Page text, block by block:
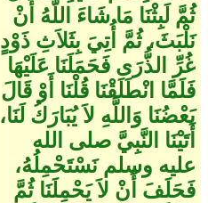
ثُمَّ لَبِثْنَا مَا شَاءَ اللَّهُ أَنْ
نَلْبَثَ، ثُمَّ أُتِيَ بِثَلاَثِ ذَوْدٍ
غُرِّ الذُّرَى فَحَمَلَنَا عَلَيْهَا
فَلَمَّا انْطَلَقْنَا قُلْنَا أَوْ قَالَ
بَعْضُنَا وَاللَّهِ لاَ يُبَارَكُ لَنَا،
أَتَيْنَا النَّبِيَّ صلى الله
عليه وسلم نَسْتَحْمِلُهُ،
فَحَلَفَ أَنْ لاَ يَحْمِلَنَا ثُمَّ